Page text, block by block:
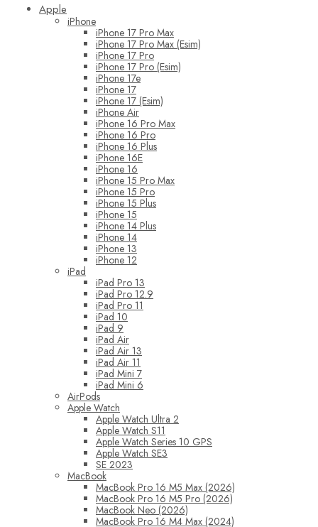
Apple
iPhone
iPhone 17 Pro Max
iPhone 17 Pro Max (Esim)
iPhone 17 Pro
iPhone 17 Pro (Esim)
iPhone 17e
iPhone 17
iPhone 17 (Esim)
iPhone Air
iPhone 16 Pro Max
iPhone 16 Pro
iPhone 16 Plus
iPhone 16E
iPhone 16
iPhone 15 Pro Max
iPhone 15 Pro
iPhone 15 Plus
iPhone 15
iPhone 14 Plus
iPhone 14
iPhone 13
iPhone 12
iPad
iPad Pro 13
iPad Pro 12.9
iPad Pro 11
iPad 10
iPad 9
iPad Air
iPad Air 13
iPad Air 11
iPad Mini 7
iPad Mini 6
AirPods
Apple Watch
Apple Watch Ultra 2
Apple Watch S11
Apple Watch Series 10 GPS
Apple Watch SE3
SE 2023
MacBook
MacBook Pro 16 M5 Max (2026)
MacBook Pro 16 M5 Pro (2026)
MacBook Neo (2026)
MacBook Pro 16 M4 Max (2024)